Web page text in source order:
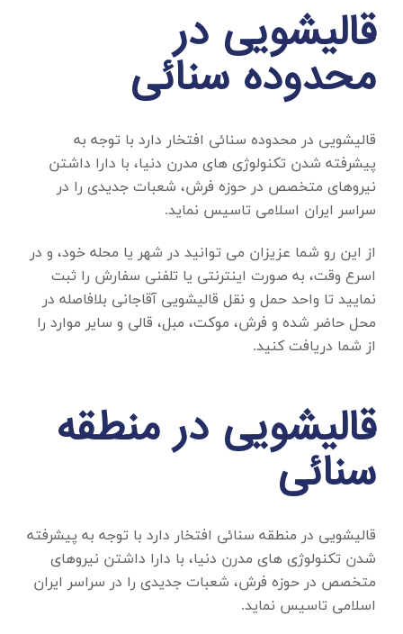
قالیشویی در
محدوده سنائی
قالیشویی در محدوده سنائی افتخار دارد با توجه به
پیشرفته شدن تکنولوژی های مدرن دنیا، با دارا داشتن
نیروهای متخصص در حوزه فرش، شعبات جدیدی را در
سراسر ایران اسلامی تاسیس نماید.
از این رو شما عزیزان می توانید در شهر یا محله خود، و در
اسرع وقت، به صورت اینترنتی یا تلفنی سفارش را ثبت
نمایید تا واحد حمل و نقل قالیشویی آقاجانی بلافاصله در
محل حاضر شده و فرش، موکت، مبل، قالی و سایر موارد را
از شما دریافت کنید.
قالیشویی در منطقه
سنائی
قالیشویی در منطقه سنائی افتخار دارد با توجه به پیشرفته
شدن تکنولوژی های مدرن دنیا، با دارا داشتن نیروهای
متخصص در حوزه فرش، شعبات جدیدی را در سراسر ایران
اسلامی تاسیس نماید.